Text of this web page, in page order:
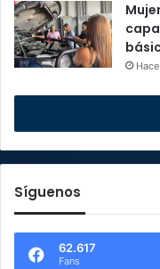
Síguenos
62.617
Fans